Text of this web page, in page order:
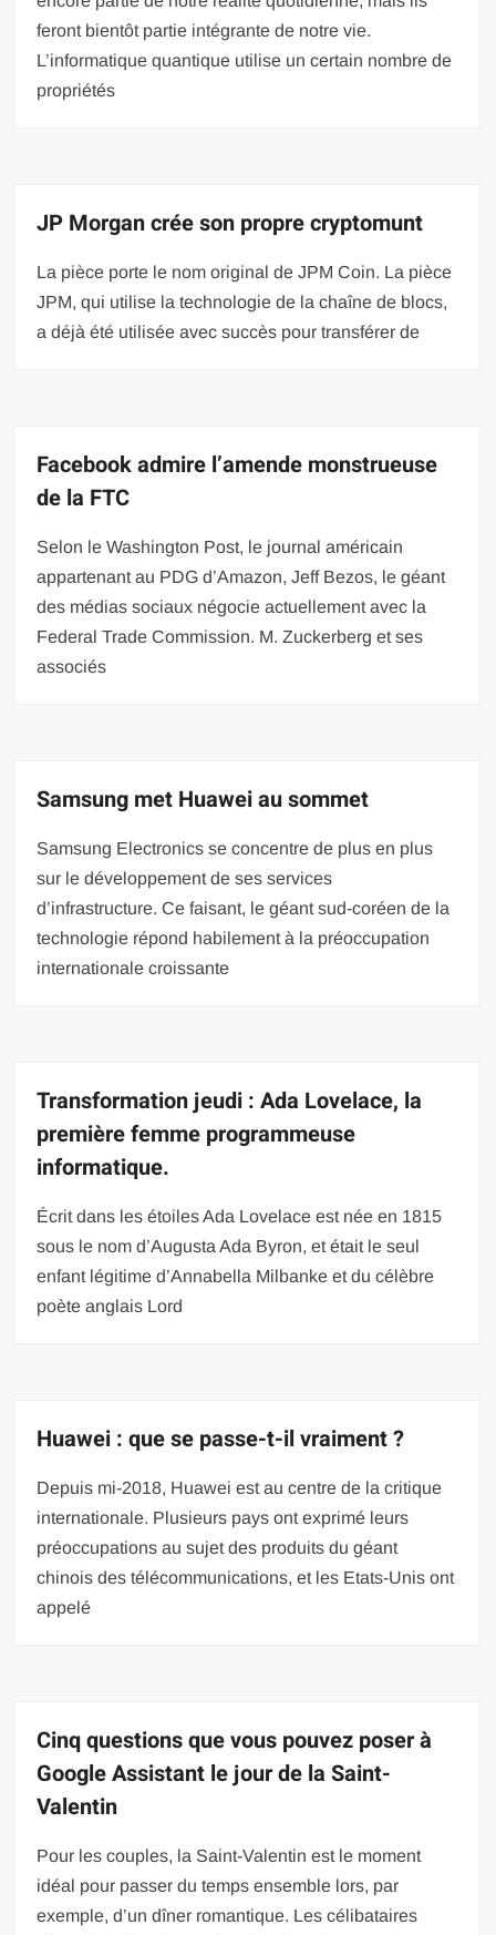
feront bientôt partie intégrante de notre vie.
L’informatique quantique utilise un certain nombre de
propriétés
JP Morgan crée son propre cryptomunt
La pièce porte le nom original de JPM Coin. La pièce
JPM, qui utilise la technologie de la chaîne de blocs,
a déjà été utilisée avec succès pour transférer de
Facebook admire l’amende monstrueuse
de la FTC
Selon le Washington Post, le journal américain
appartenant au PDG d’Amazon, Jeff Bezos, le géant
des médias sociaux négocie actuellement avec la
Federal Trade Commission. M. Zuckerberg et ses
associés
Samsung met Huawei au sommet
Samsung Electronics se concentre de plus en plus
sur le développement de ses services
d’infrastructure. Ce faisant, le géant sud-coréen de la
technologie répond habilement à la préoccupation
internationale croissante
Transformation jeudi : Ada Lovelace, la
première femme programmeuse
informatique.
Écrit dans les étoiles Ada Lovelace est née en 1815
sous le nom d’Augusta Ada Byron, et était le seul
enfant légitime d’Annabella Milbanke et du célèbre
poète anglais Lord
Huawei : que se passe-t-il vraiment ?
Depuis mi-2018, Huawei est au centre de la critique
internationale. Plusieurs pays ont exprimé leurs
préoccupations au sujet des produits du géant
chinois des télécommunications, et les Etats-Unis ont
appelé
Cinq questions que vous pouvez poser à
Google Assistant le jour de la Saint-
Valentin
Pour les couples, la Saint-Valentin est le moment
idéal pour passer du temps ensemble lors, par
exemple, d’un dîner romantique. Les célibataires